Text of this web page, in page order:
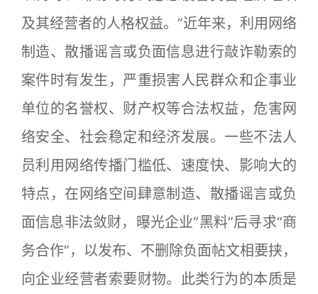
及其经营者的人格权益。”近年来，利用网络
制造、散播谣言或负面信息进行敲诈勒索的
案件时有发生，严重损害人民群众和企事业
单位的名誉权、财产权等合法权益，危害网
络安全、社会稳定和经济发展。一些不法人
员利用网络传播门槛低、速度快、影响大的
特点，在网络空间肆意制造、散播谣言或负
面信息非法敛财，曝光企业“黑料”后寻求“商
务合作”，以发布、不删除负面帖文相要挟，
向企业经营者索要财物。此类行为的本质是